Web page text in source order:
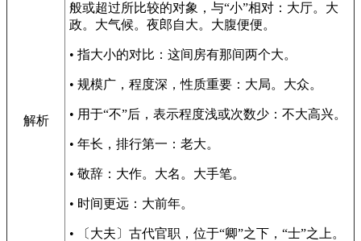
解析
般或超过所比较的对象，与“小”相对：大厅。大
政。大气候。夜郎自大。大腹便便。
• 指大小的对比：这间房有那间两个大。
• 规模广，程度深，性质重要：大局。大众。
• 用于“不”后，表示程度浅或次数少：不大高兴。
• 年长，排行第一：老大。
• 敬辞：大作。大名。大手笔。
• 时间更远：大前年。
• 〔大夫〕古代官职，位于“卿”之下，“士”之上。